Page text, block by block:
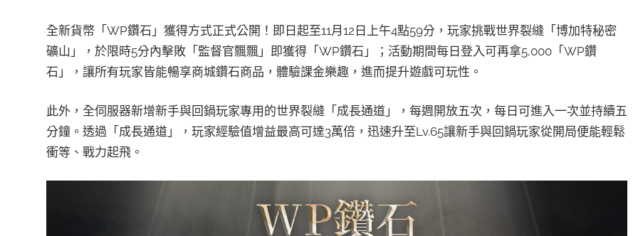
全新貨幣「WP鑽石」獲得方式正式公開！即日起至11月12日上午4點59分，玩家挑戰世界裂縫「博加特秘密
礦山」，於限時5分內擊敗「監督官飄飄」即獲得「WP鑽石」；活動期間每日登入可再拿5,000「WP鑽
石」，讓所有玩家皆能暢享商城鑽石商品，體驗課金樂趣，進而提升遊戲可玩性。
此外，全伺服器新增新手與回鍋玩家專用的世界裂縫「成長通道」，每週開放五次，每日可進入一次並持續五
分鐘。透過「成長通道」，玩家經驗值增益最高可達3萬倍，迅速升至Lv.65讓新手與回鍋玩家從開局便能輕鬆
衝等、戰力起飛。